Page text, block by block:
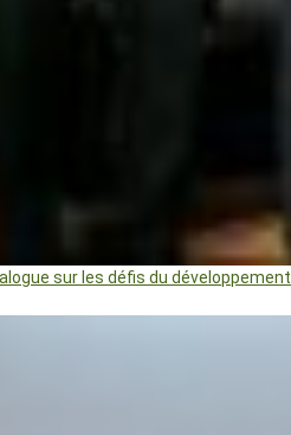
sur les défis du développement